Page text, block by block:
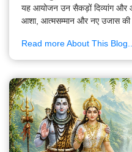
यह आयोजन उन सैकड़ों दिव्यांग और
आशा, आत्मसम्मान और नए उजास की
Read more About This Blog...